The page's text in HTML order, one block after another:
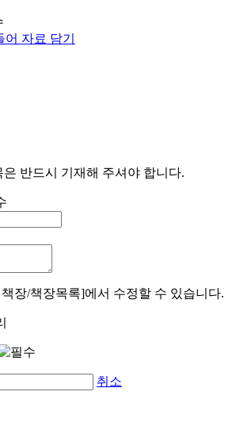
자료 담기
은 반드시 기재해 주셔야 합니다.
장/책장목록]에서 수정할 수 있습니다.
취소